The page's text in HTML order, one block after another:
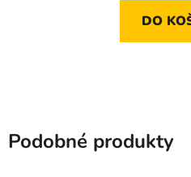
DO
Podobné produkty